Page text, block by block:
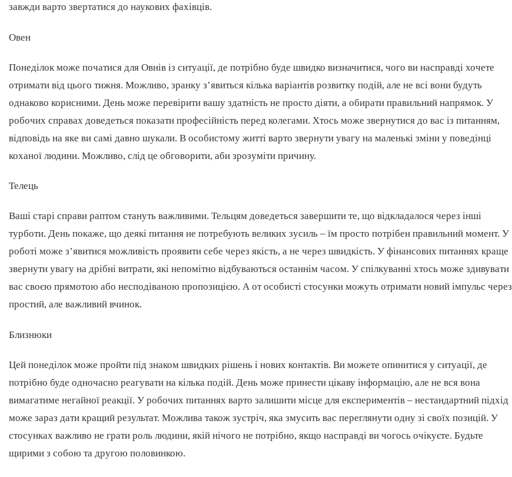
завжди варто звертатися до наукових фахівців.
Овен
Понеділок може початися для Овнів із ситуації, де потрібно буде швидко визначитися, чого ви насправді хочете
отримати від цього тижня. Можливо, зранку з’явиться кілька варіантів розвитку подій, але не всі вони будуть
однаково корисними. День може перевірити вашу здатність не просто діяти, а обирати правильний напрямок. У
робочих справах доведеться показати професійність перед колегами. Хтось може звернутися до вас із питанням,
відповідь на яке ви самі давно шукали. В особистому житті варто звернути увагу на маленькі зміни у поведінці
коханої людини. Можливо, слід це обговорити, аби зрозуміти причину.
Телець
Ваші старі справи раптом стануть важливими. Тельцям доведеться завершити те, що відкладалося через інші
турботи. День покаже, що деякі питання не потребують великих зусиль – їм просто потрібен правильний момент. У
роботі може з’явитися можливість проявити себе через якість, а не через швидкість. У фінансових питаннях краще
звернути увагу на дрібні витрати, які непомітно відбуваються останнім часом. У спілкуванні хтось може здивувати
вас своєю прямотою або несподіваною пропозицією. А от особисті стосунки можуть отримати новий імпульс через
простий, але важливий вчинок.
Близнюки
Цей понеділок може пройти під знаком швидких рішень і нових контактів. Ви можете опинитися у ситуації, де
потрібно буде одночасно реагувати на кілька подій. День може принести цікаву інформацію, але не вся вона
вимагатиме негайної реакції. У робочих питаннях варто залишити місце для експериментів – нестандартний підхід
може зараз дати кращий результат. Можлива також зустріч, яка змусить вас переглянути одну зі своїх позицій. У
стосунках важливо не грати роль людини, якій нічого не потрібно, якщо насправді ви чогось очікуєте. Будьте
щирими з собою та другою половинкою.